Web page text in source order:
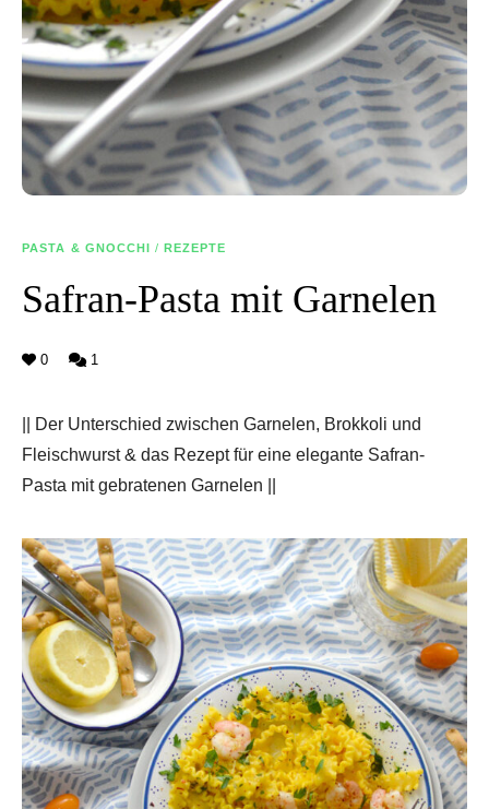
PASTA & GNOCCHI / REZEPTE
Safran-Pasta mit Garnelen
0 1
|| Der Unterschied zwischen Garnelen, Brokkoli und
Fleischwurst & das Rezept für eine elegante Safran-
Pasta mit gebratenen Garnelen ||